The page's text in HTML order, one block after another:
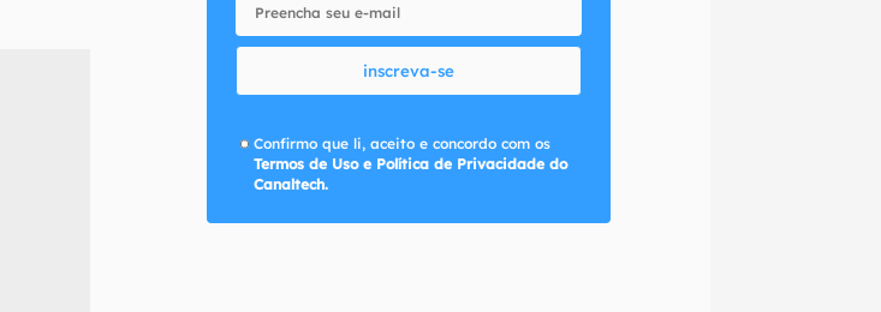
inscreva-se
Confirmo que li, aceito e concordo com os
Termos de Uso e Política de Privacidade do
Canaltech.